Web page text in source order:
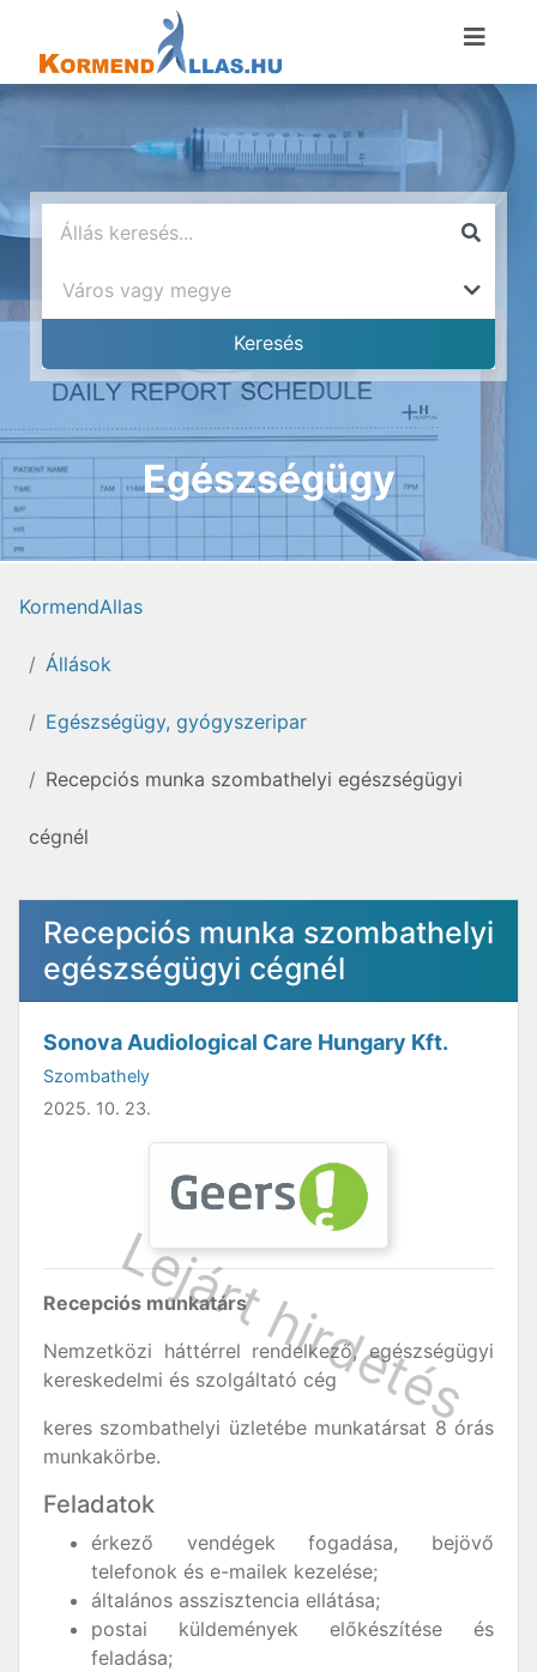
Egészségügy
KormendAllas
Állások
Egészségügy, gyógyszeripar
Recepciós munka szombathelyi egészségügyi
cégnél
Recepciós munka szombathelyi
egészségügyi cégnél
Sonova Audiological Care Hungary Kft.
Szombathely
2025. 10. 23.
Recepciós munkatárs
Nemzetközi háttérrel rendelkező, egészségügyi
kereskedelmi és szolgáltató cég
keres szombathelyi üzletébe munkatársat 8 órás
munkakörbe.
Feladatok
érkező vendégek fogadása, bejövő
telefonok és e-mailek kezelése;
általános asszisztencia ellátása;
postai küldemények előkészítése és
feladása;